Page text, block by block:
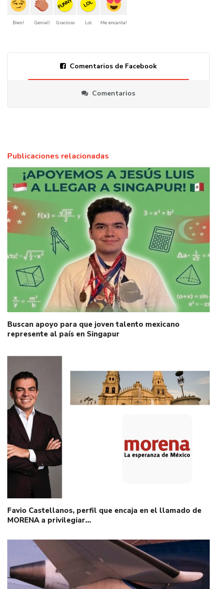
Bien! Genial!
FUNNY
Gracioso
LOL
Lol Me encanta!
Comentarios de Facebook
Comentarios
Publicaciones relacionadas
Buscan apoyo para que joven talento mexicano
represente al país en Singapur
Favio Castellanos, perfil que encaja en el llamado de
MORENA a privilegiar…